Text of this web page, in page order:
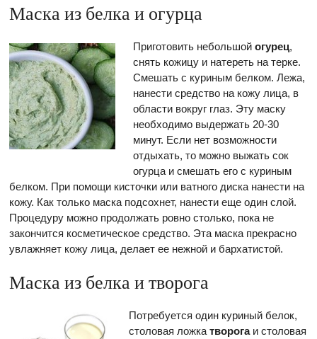
Маска из белка и огурца
Приготовить небольшой огурец,
снять кожицу и натереть на терке.
Смешать с куриным белком. Лежа,
нанести средство на кожу лица, в
области вокруг глаз. Эту маску
необходимо выдержать 20-30
минут. Если нет возможности
отдыхать, то можно выжать сок
огурца и смешать его с куриным
белком. При помощи кисточки или ватного диска нанести на
кожу. Как только маска подсохнет, нанести еще один слой.
Процедуру можно продолжать ровно столько, пока не
закончится косметическое средство. Эта маска прекрасно
увлажняет кожу лица, делает ее нежной и бархатистой.
Маска из белка и творога
Потребуется один куриный белок,
столовая ложкатворогаи столовая